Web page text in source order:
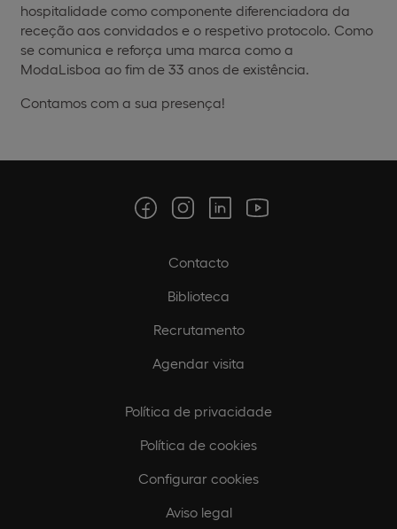
hospitalidade como componente diferenciadora da
receção aos convidados e o respetivo protocolo. Como
se comunica e reforça uma marca como a
ModaLisboa ao fim de 33 anos de existência.
Contamos com a sua presença!
Contacto
Biblioteca
Recrutamento
Agendar visita
Política de privacidade
Política de cookies
Configurar cookies
Aviso legal